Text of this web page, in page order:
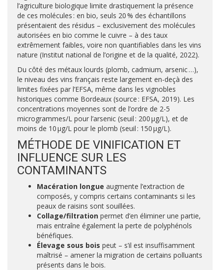
l’agriculture biologique limite drastiquement la présence
de ces molécules : en bio, seuls 20 % des échantillons
présentaient des résidus – exclusivement des molécules
autorisées en bio comme le cuivre – à des taux
extrêmement faibles, voire non quantifiables dans les vins
nature (Institut national de l’origine et de la qualité, 2022).
Du côté des métaux lourds (plomb, cadmium, arsenic …),
le niveau des vins français reste largement en-deçà des
limites fixées par l’EFSA, même dans les vignobles
historiques comme Bordeaux (source : EFSA, 2019). Les
concentrations moyennes sont de l’ordre de 2-5
microgrammes/L pour l’arsenic (seuil : 200 µg/L), et de
moins de 10 µg/L pour le plomb (seuil : 150 µg/L).
MÉTHODE DE VINIFICATION ET
INFLUENCE SUR LES
CONTAMINANTS
Macération longue augmente l’extraction de
composés, y compris certains contaminants si les
peaux de raisins sont souillées.
Collage/filtration permet d’en éliminer une partie,
mais entraîne également la perte de polyphénols
bénéfiques.
Élevage sous bois peut – s’il est insuffisamment
maîtrisé – amener la migration de certains polluants
présents dans le bois.